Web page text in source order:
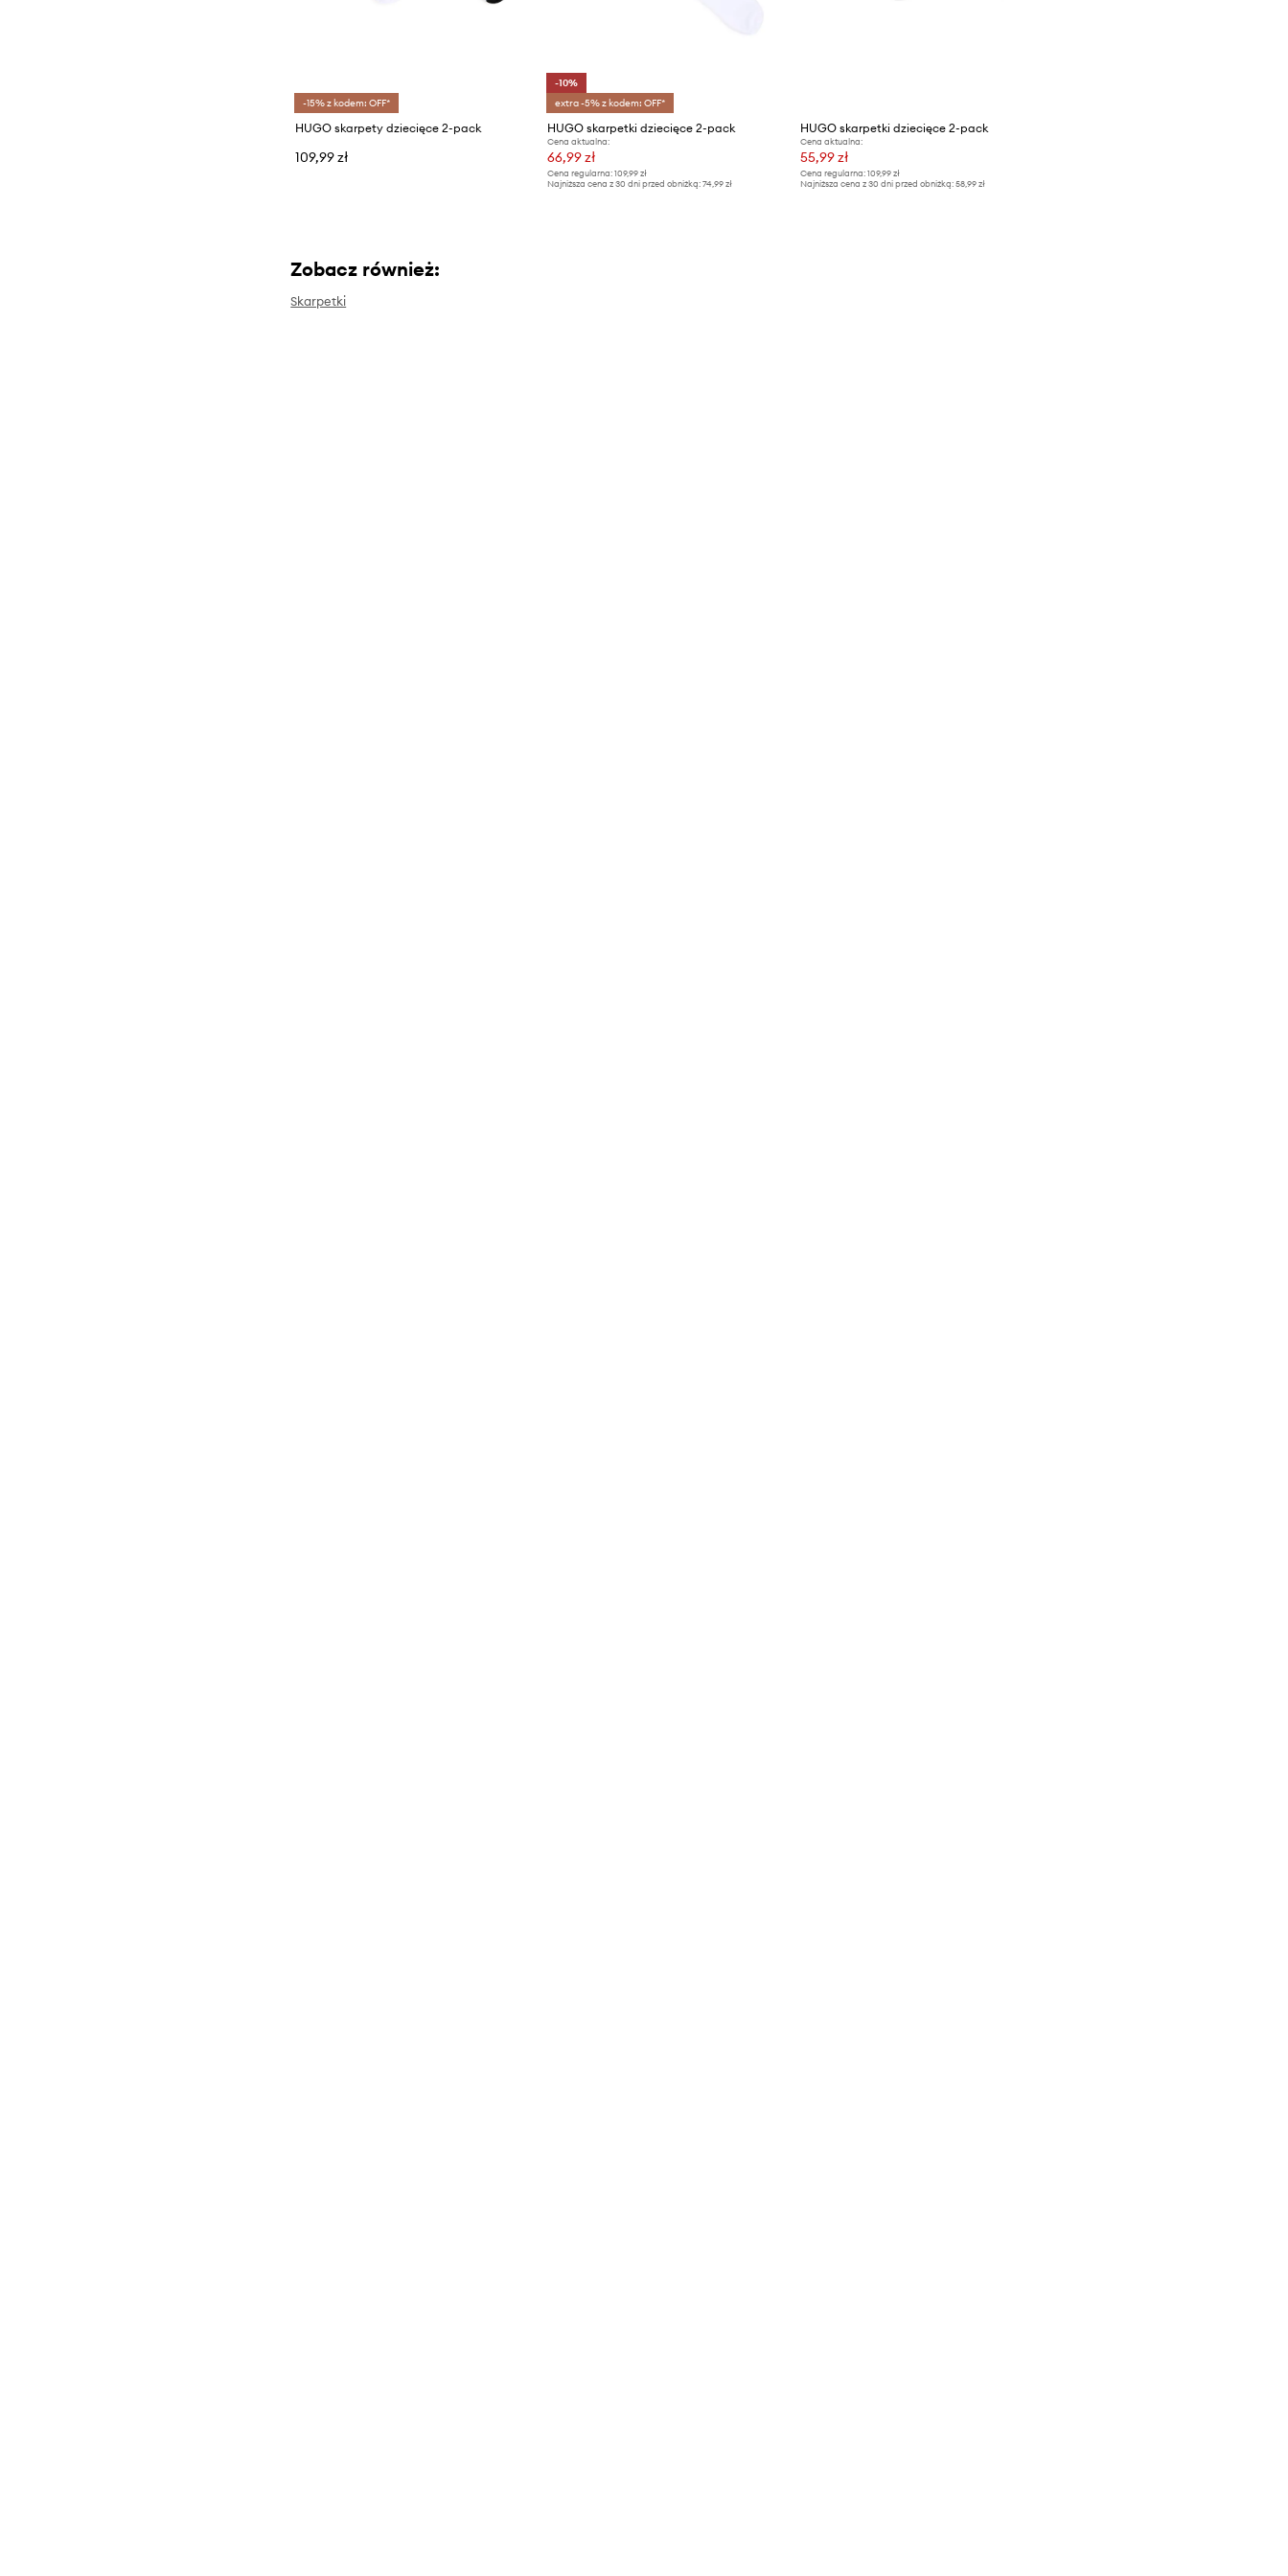
-15% z kodem: OFF*
HUGO skarpety dziecięce 2-pack
109,99 zł
-10%
extra -5% z kodem: OFF*
HUGO skarpetki dziecięce 2-pack
Cena aktualna:
66,99 zł
Cena regularna: 109,99 zł
Najniższa cena z 30 dni przed obniżką: 74,99 zł
HUGO skarpetki dziecięce 2-pack
Cena aktualna:
55,99 zł
Cena regularna: 109,99 zł
Najniższa cena z 30 dni przed obniżką: 58,99 zł
Zobacz również:
Skarpetki